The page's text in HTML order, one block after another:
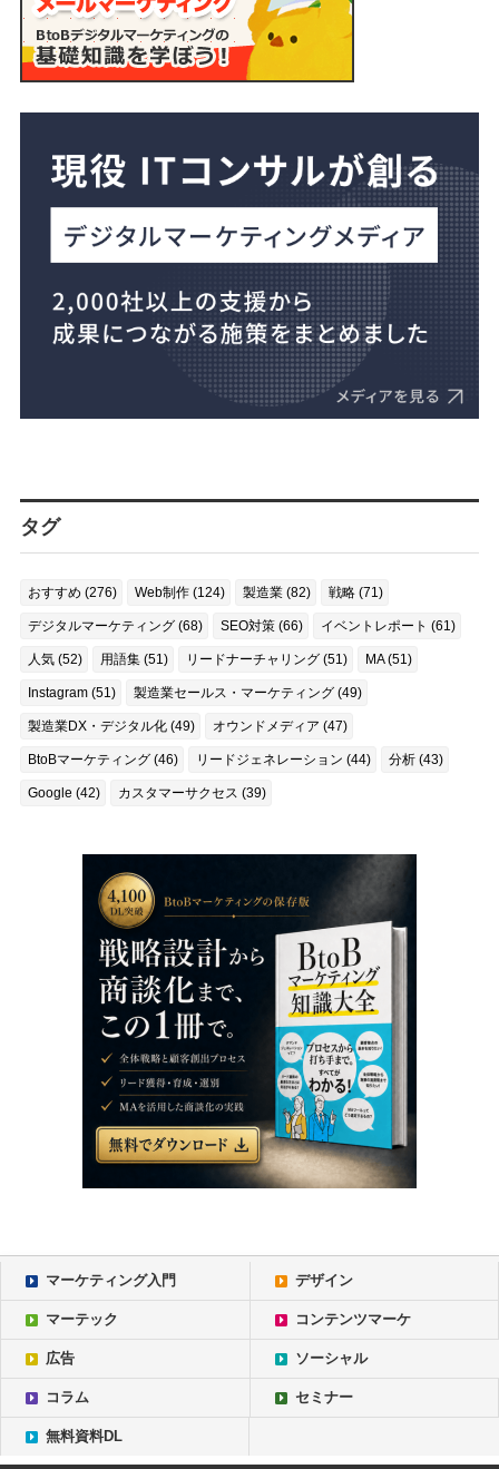
タグ
おすすめ (276) Web制作 (124) 製造業 (82) 戦略 (71)
デジタルマーケティング (68) SEO対策 (66) イベントレポート (61)
人気 (52) 用語集 (51) リードナーチャリング (51) MA (51)
Instagram (51) 製造業セールス・マーケティング (49)
製造業DX・デジタル化 (49) オウンドメディア (47)
BtoBマーケティング (46) リードジェネレーション (44) 分析 (43)
Google (42) カスタマーサクセス (39)
マーケティング入門 デザイン
マーテック コンテンツマーケ
広告 ソーシャル
コラム セミナー
無料資料DL